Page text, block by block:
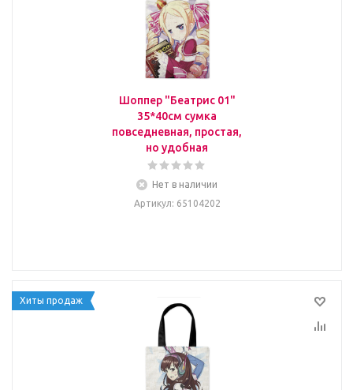
Шоппер "Беатрис 01"
35*40см сумка
повседневная, простая,
но удобная
Нет в наличии
Артикул: 65104202
Хиты продаж